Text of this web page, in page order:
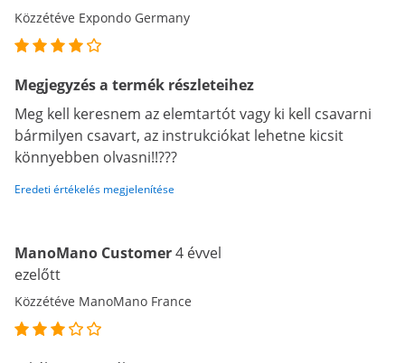
Közzétéve Expondo Germany
Megjegyzés a termék részleteihez
Meg kell keresnem az elemtartót vagy ki kell csavarni
bármilyen csavart, az instrukciókat lehetne kicsit
könnyebben olvasni!!???
Eredeti értékelés megjelenítése
ManoMano Customer4 évvel
ezelőtt
Közzétéve ManoMano France